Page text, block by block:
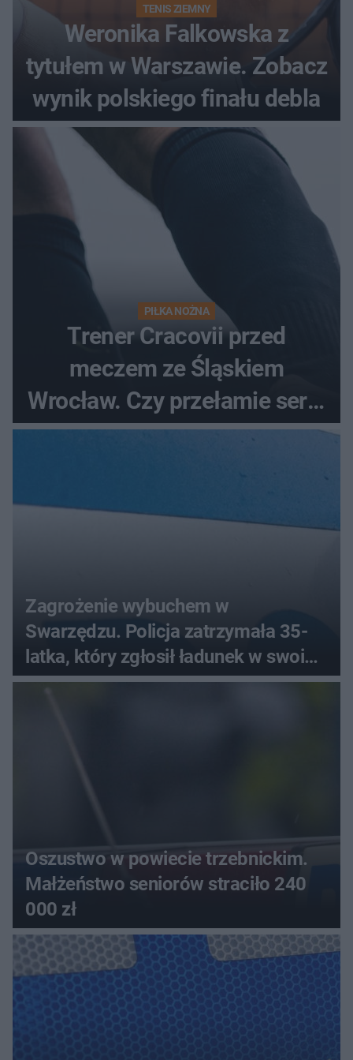
TENIS ZIEMNY
Weronika Falkowska z
tytułem w Warszawie. Zobacz
wynik polskiego finału debla
PIŁKA NOŻNA
Trener Cracovii przed
meczem ze Śląskiem
Wrocław. Czy przełamie serię
bez wygranej?
Zagrożenie wybuchem w
Swarzędzu. Policja zatrzymała 35-
latka, który zgłosił ładunek w swoim
aucie
Oszustwo w powiecie trzebnickim.
Małżeństwo seniorów straciło 240
000 zł